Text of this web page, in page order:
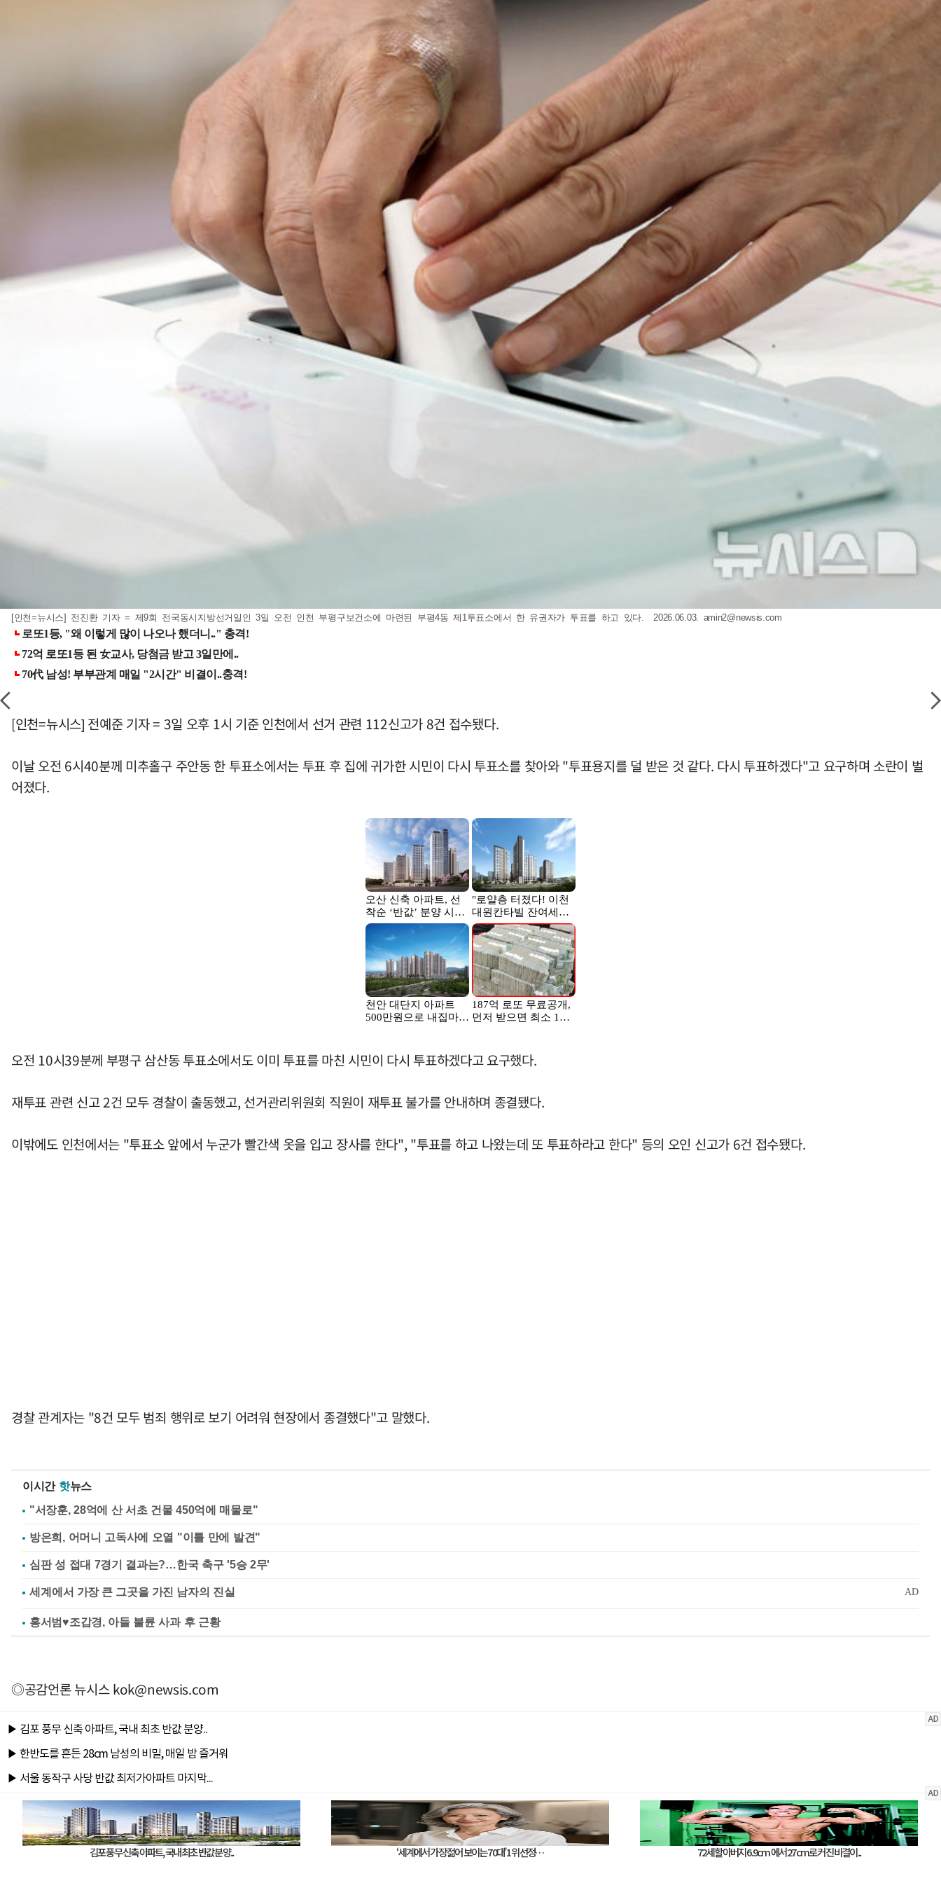
[인천=뉴시스] 전진환 기자 = 제9회 전국동시지방선거일인 3일 오전 인천 부평구보건소에 마련된 부평4동 제1투표소에서 한 유권자가 투표를 하고 있다. 2026.06.03. amin2@newsis.com
[인천=뉴시스] 전예준 기자 = 3일 오후 1시 기준 인천에서 선거 관련 112신고가 8건 접수됐다.
이날 오전 6시40분께 미추홀구 주안동 한 투표소에서는 투표 후 집에 귀가한 시민이 다시 투표소를 찾아와 "투표용지를 덜 받은 것 같다. 다시 투표하겠다"고 요구하며 소란이 벌
어졌다.
오전 10시39분께 부평구 삼산동 투표소에서도 이미 투표를 마친 시민이 다시 투표하겠다고 요구했다.
재투표 관련 신고 2건 모두 경찰이 출동했고, 선거관리위원회 직원이 재투표 불가를 안내하며 종결됐다.
이밖에도 인천에서는 "투표소 앞에서 누군가 빨간색 옷을 입고 장사를 한다", "투표를 하고 나왔는데 또 투표하라고 한다" 등의 오인 신고가 6건 접수됐다.
경찰 관계자는 "8건 모두 범죄 행위로 보기 어려워 현장에서 종결했다"고 말했다.
이시간 핫뉴스
"서장훈, 28억에 산 서초 건물 450억에 매물로"
방은희, 어머니 고독사에 오열 "이틀 만에 발견"
심판 성 접대 7경기 결과는?…한국 축구 '5승 2무'
홍서범♥조갑경, 아들 불륜 사과 후 근황
◎공감언론 뉴시스kok@newsis.com